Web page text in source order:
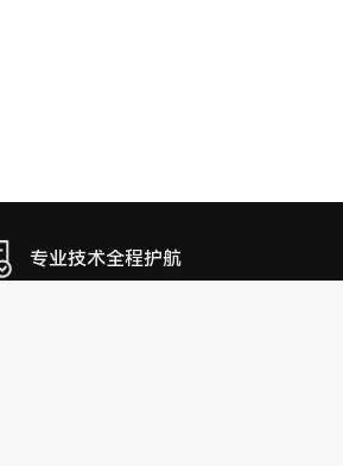
专业技术全程护航